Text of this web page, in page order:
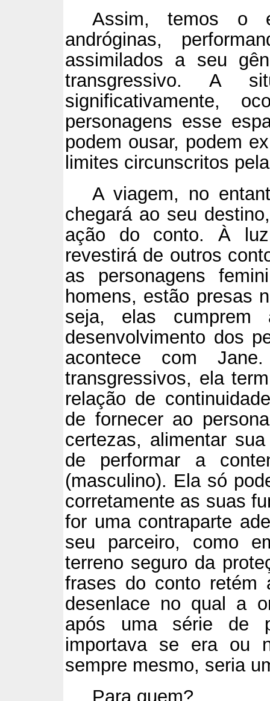
Assim, temos o
andróginas,
assimilados a seu
transgressivo. A
significativamente,
personagens esse
podem ousar, podem
limites circunscritos
A viagem, no
chegará ao seu
ação do conto. À
revestirá de outros
as personagens
homens, estão presas
seja, elas cumprem
desenvolvimento dos
acontece com
transgressivos, ela
relação de
de fornecer ao
certezas, alimentar
de performar a
(masculino). Ela só
corretamente as suas
for uma contraparte
seu parceiro, como
terreno seguro da
frases do conto retém
desenlace no qual a
após uma série de
importava se era ou
sempre mesmo, seria
Para quem?